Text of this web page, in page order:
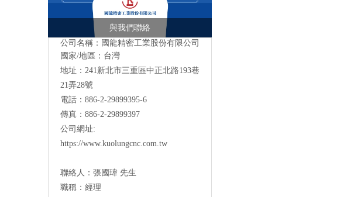
與我們聯絡
公司名稱：國龍精密工業股份有限公司
國家/地區：台灣
地址：241新北市三重區中正北路193巷
21弄28號
電話：886-2-29899395-6
傳真：886-2-29899397
公司網址:
https://www.kuolungcnc.com.tw
聯絡人： 張國瑋 先生
職稱： 經理